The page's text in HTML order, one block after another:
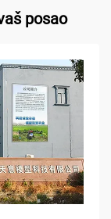
posao